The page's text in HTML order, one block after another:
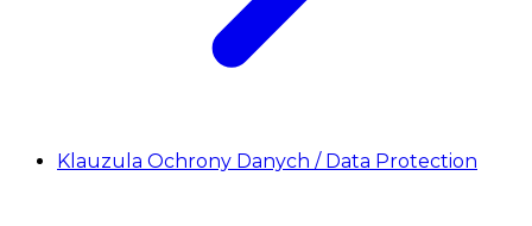
Klauzula Ochrony Danych / Data Protection